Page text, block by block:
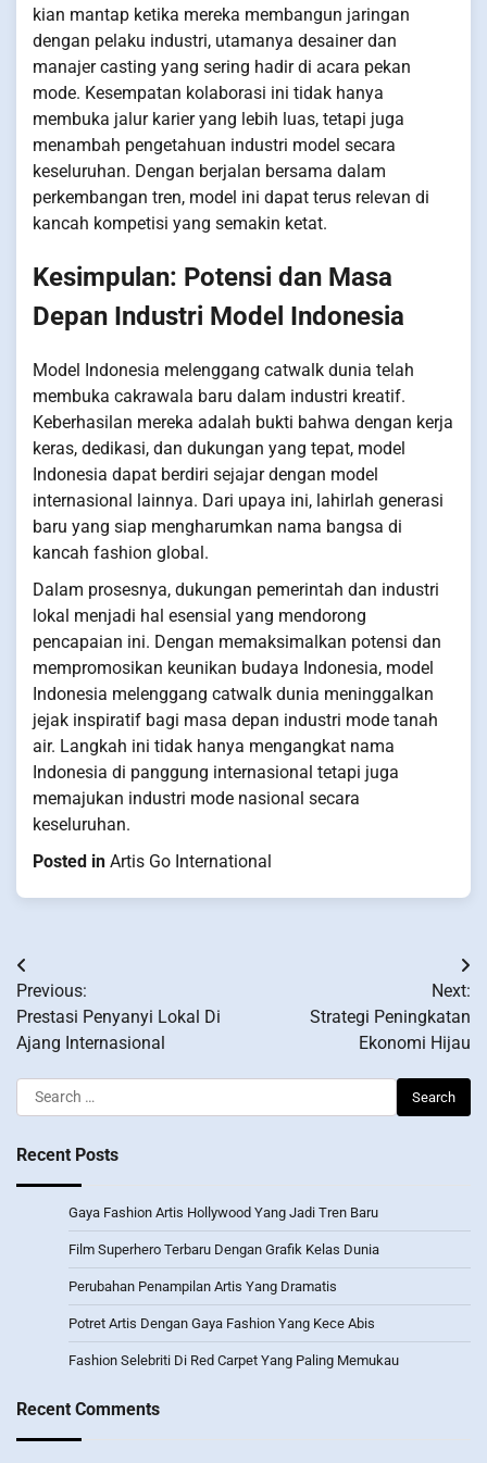
kian mantap ketika mereka membangun jaringan
dengan pelaku industri, utamanya desainer dan
manajer casting yang sering hadir di acara pekan
mode. Kesempatan kolaborasi ini tidak hanya
membuka jalur karier yang lebih luas, tetapi juga
menambah pengetahuan industri model secara
keseluruhan. Dengan berjalan bersama dalam
perkembangan tren, model ini dapat terus relevan di
kancah kompetisi yang semakin ketat.
Kesimpulan: Potensi dan Masa
Depan Industri Model Indonesia
Model Indonesia melenggang catwalk dunia telah
membuka cakrawala baru dalam industri kreatif.
Keberhasilan mereka adalah bukti bahwa dengan kerja
keras, dedikasi, dan dukungan yang tepat, model
Indonesia dapat berdiri sejajar dengan model
internasional lainnya. Dari upaya ini, lahirlah generasi
baru yang siap mengharumkan nama bangsa di
kancah fashion global.
Dalam prosesnya, dukungan pemerintah dan industri
lokal menjadi hal esensial yang mendorong
pencapaian ini. Dengan memaksimalkan potensi dan
mempromosikan keunikan budaya Indonesia, model
Indonesia melenggang catwalk dunia meninggalkan
jejak inspiratif bagi masa depan industri mode tanah
air. Langkah ini tidak hanya mengangkat nama
Indonesia di panggung internasional tetapi juga
memajukan industri mode nasional secara
keseluruhan.
Posted in Artis Go International
Post
navigation
Previous:
Prestasi Penyanyi Lokal Di
Ajang Internasional
Next:
Strategi Peningkatan
Ekonomi Hijau
Search
for:
Recent Posts
Gaya Fashion Artis Hollywood Yang Jadi Tren Baru
Film Superhero Terbaru Dengan Grafik Kelas Dunia
Perubahan Penampilan Artis Yang Dramatis
Potret Artis Dengan Gaya Fashion Yang Kece Abis
Fashion Selebriti Di Red Carpet Yang Paling Memukau
Recent Comments